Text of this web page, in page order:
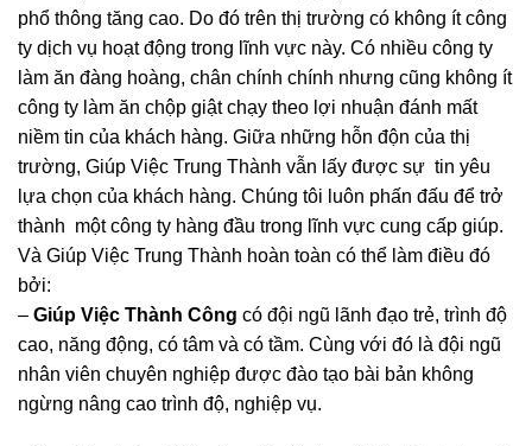
phổ thông tăng cao. Do đó trên thị trường có không ít công
ty dịch vụ hoạt động trong lĩnh vực này. Có nhiều công ty
làm ăn đàng hoàng, chân chính chính nhưng cũng không ít
công ty làm ăn chộp giật chạy theo lợi nhuận đánh mất
niềm tin của khách hàng. Giữa những hỗn độn của thị
trường, Giúp Việc Trung Thành vẫn lấy được sự tin yêu
lựa chọn của khách hàng. Chúng tôi luôn phấn đấu để trở
thành một công ty hàng đầu trong lĩnh vực cung cấp giúp.
Và Giúp Việc Trung Thành hoàn toàn có thể làm điều đó
bởi:
– Giúp Việc Thành Công có đội ngũ lãnh đạo trẻ, trình độ
cao, năng động, có tâm và có tầm. Cùng với đó là đội ngũ
nhân viên chuyên nghiệp được đào tạo bài bản không
ngừng nâng cao trình độ, nghiệp vụ.